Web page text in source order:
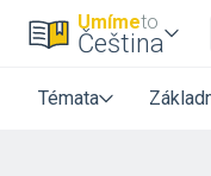
Umímeto
Čeština
Témata